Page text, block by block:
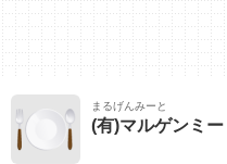
まるげんみーと
(有)マルゲンミー